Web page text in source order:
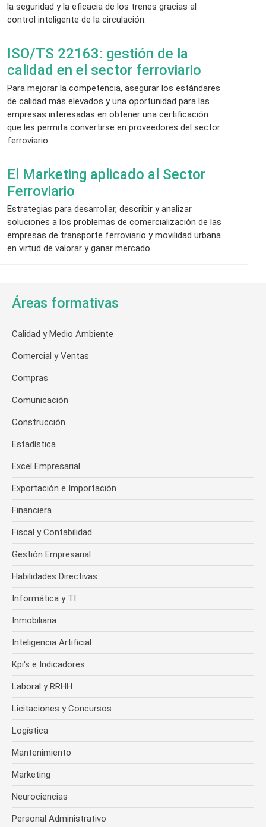
la seguridad y la eficacia de los trenes gracias al
control inteligente de la circulación.
ISO/TS 22163: gestión de la
calidad en el sector ferroviario
Para mejorar la competencia, asegurar los estándares
de calidad más elevados y una oportunidad para las
empresas interesadas en obtener una certificación
que les permita convertirse en proveedores del sector
ferroviario.
El Marketing aplicado al Sector
Ferroviario
Estrategias para desarrollar, describir y analizar
soluciones a los problemas de comercialización de las
empresas de transporte ferroviario y movilidad urbana
en virtud de valorar y ganar mercado.
Áreas formativas
Calidad y Medio Ambiente
Comercial y Ventas
Compras
Comunicación
Construcción
Estadística
Excel Empresarial
Exportación e Importación
Financiera
Fiscal y Contabilidad
Gestión Empresarial
Habilidades Directivas
Informática y TI
Inmobiliaria
Inteligencia Artificial
Kpi's e Indicadores
Laboral y RRHH
Licitaciones y Concursos
Logística
Mantenimiento
Marketing
Neurociencias
Personal Administrativo